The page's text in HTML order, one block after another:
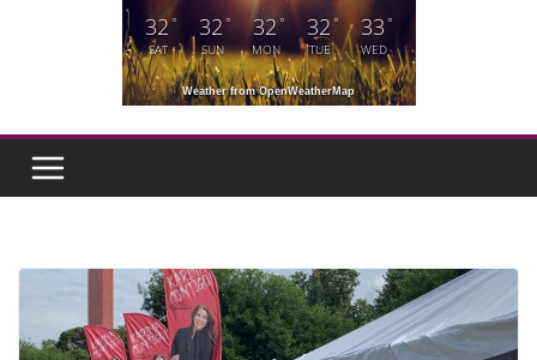
32°
SAT
32 °
SUN
32°
MON
32 °
TUE
33 °
WED
Weather from OpenWeatherMap